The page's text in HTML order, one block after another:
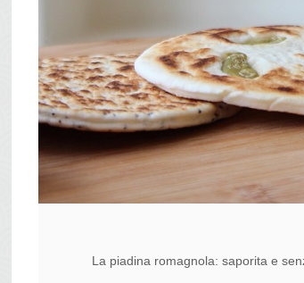
La piadina romagnola: saporita e